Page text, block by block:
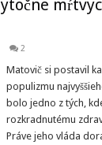
2
Matovič si postavil
populizmu
bolo jedno z tých,
rozkradnutému
Práve jeho vláda